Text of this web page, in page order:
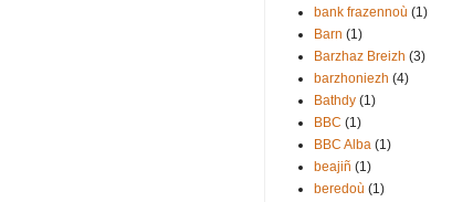
bank frazennoù (1)
Barn (1)
Barzhaz Breizh (3)
barzhoniezh (4)
Bathdy (1)
BBC (1)
BBC Alba (1)
beajiñ (1)
beredoù (1)